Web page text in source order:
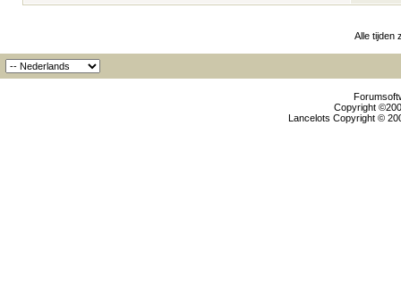
Alle tijden
Copyright
Lancelots Copyright ©